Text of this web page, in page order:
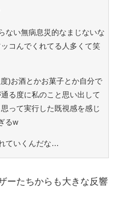
ない無病息災的なまじないな
コんでくれてる人多くて笑
)お酒とかお菓子とか自分で
る度に私のこと思い出して
って実行した既視感を感じ
るw
ていくんだな…
ーたちからも大きな反響